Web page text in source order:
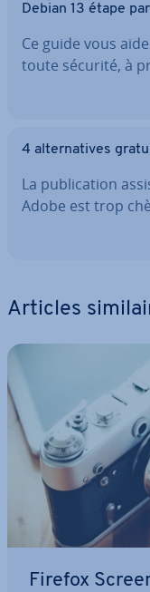
Debian 13 étape
Ce guide vous
toute sécurité, à
4 al­ter­na­tives
La pu­bli­ca­tion
Adobe est trop
Articles
Firefox